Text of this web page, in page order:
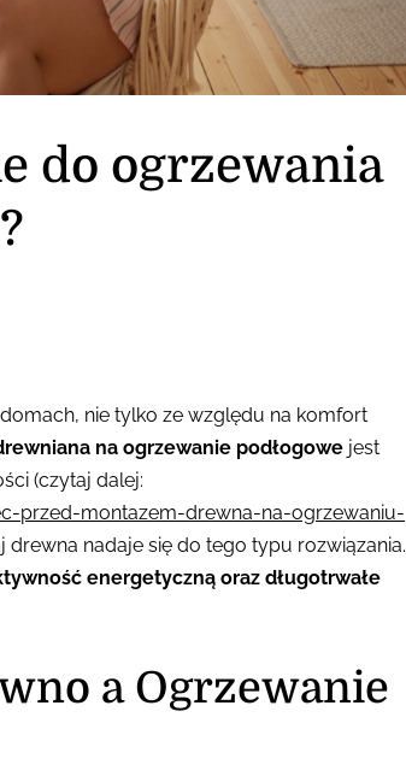
do ogrzewania
nie tylko ze względu na komfort
na ogrzewanie podłogowe jest
(czytaj dalej:
przed-montazem-drewna-na-ogrzewaniu-
drewna nadaje się do tego typu rozwiązania.
energetyczną oraz długotrwałe
a Ogrzewanie